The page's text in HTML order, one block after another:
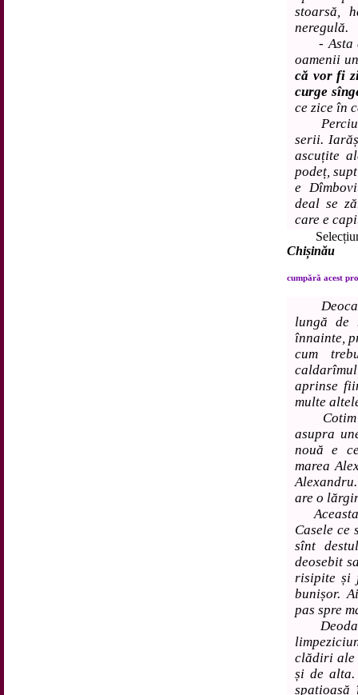
stoarsă,
neregulă.
- Asta
oamenii
că vor fi
curge
ce zice în
serii.
ascuțite
podeț,
e
deal se
care e
Chișinău
cumpără acest
lungă de
înnainte,
cum
aprinse
multe
Cotim
asupra
nouă e
marea
are o
Aceasta
Casele
sînt
deosebit
risipite și
bunișor.
pas spre
clădiri ale
și de